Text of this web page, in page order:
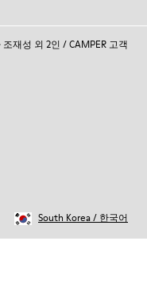
South Korea/ 한국어
재성 외 2인 / CAMPER 고객